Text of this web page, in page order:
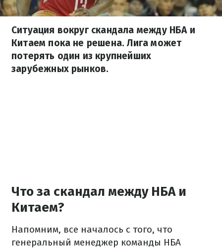
Ситуация вокруг скандала между НБА и
Китаем пока не решена. Лига может
потерять один из крупнейших
зарубежных рынков.
Что за скандал между НБА и
Китаем?
Напомним, все началось с того, что
генеральный менеджер команды НБА